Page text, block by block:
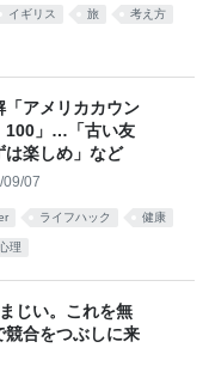
イギリス 旅 考え方
「アメリカカウン
100」…「古い友
は楽しめ」など
07
ライフハック 健康
理
じい。これを無
競合をつぶしに来